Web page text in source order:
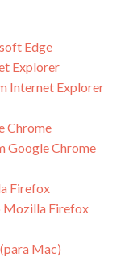
Edge
Explorer
Internet Explorer
Chrome
Google Chrome
Firefox
Mozilla Firefox
Mac)